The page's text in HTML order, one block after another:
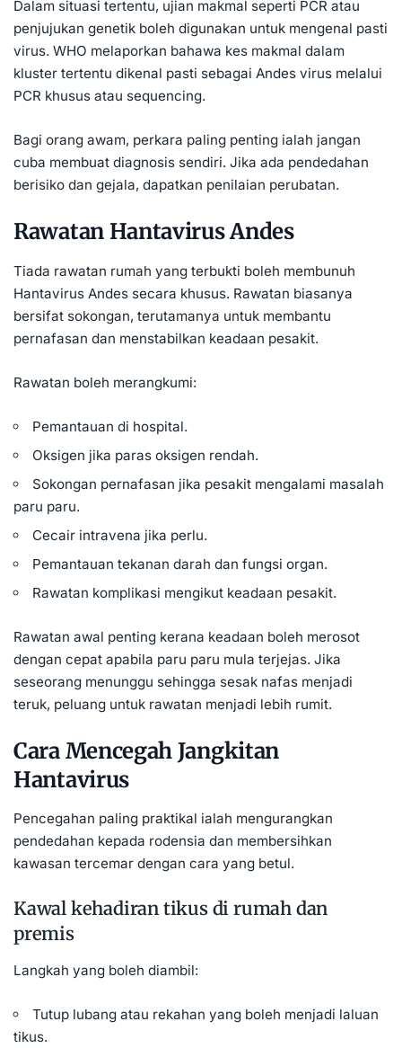
Dalam situasi tertentu, ujian makmal seperti PCR atau
penjujukan genetik boleh digunakan untuk mengenal pasti
virus. WHO melaporkan bahawa kes makmal dalam
kluster tertentu dikenal pasti sebagai Andes virus melalui
PCR khusus atau sequencing.
Bagi orang awam, perkara paling penting ialah jangan
cuba membuat diagnosis sendiri. Jika ada pendedahan
berisiko dan gejala, dapatkan penilaian perubatan.
Rawatan Hantavirus Andes
Tiada rawatan rumah yang terbukti boleh membunuh
Hantavirus Andes secara khusus. Rawatan biasanya
bersifat sokongan, terutamanya untuk membantu
pernafasan dan menstabilkan keadaan pesakit.
Rawatan boleh merangkumi:
Pemantauan di hospital.
Oksigen jika paras oksigen rendah.
Sokongan pernafasan jika pesakit mengalami masalah
paru paru.
Cecair intravena jika perlu.
Pemantauan tekanan darah dan fungsi organ.
Rawatan komplikasi mengikut keadaan pesakit.
Rawatan awal penting kerana keadaan boleh merosot
dengan cepat apabila paru paru mula terjejas. Jika
seseorang menunggu sehingga sesak nafas menjadi
teruk, peluang untuk rawatan menjadi lebih rumit.
Cara Mencegah Jangkitan
Hantavirus
Pencegahan paling praktikal ialah mengurangkan
pendedahan kepada rodensia dan membersihkan
kawasan tercemar dengan cara yang betul.
Kawal kehadiran tikus di rumah dan
premis
Langkah yang boleh diambil:
Tutup lubang atau rekahan yang boleh menjadi laluan
tikus.